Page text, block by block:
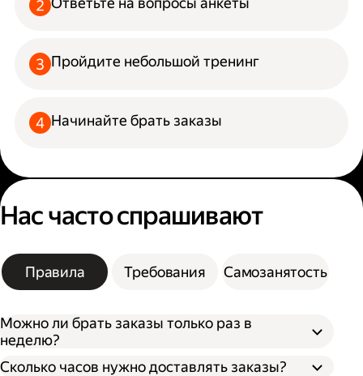
Пройдите небольшой тренинг
Начинайте брать заказы
Нас часто спрашивают
Правила Требования Самозанятость
Можно ли брать заказы только раз в
неделю?
Сколько часов нужно доставлять заказы?